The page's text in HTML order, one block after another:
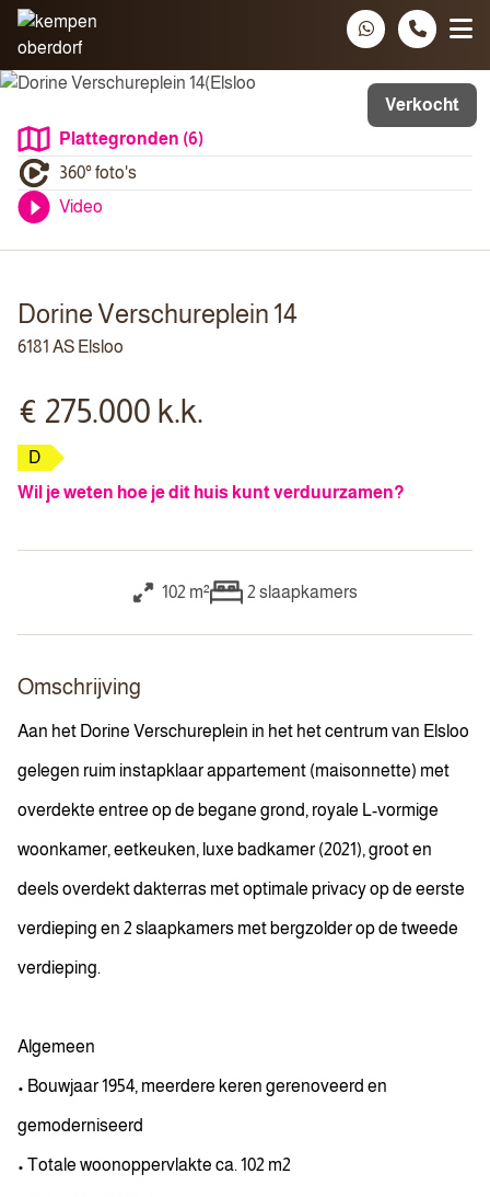
Spring naar inhoud
Verkocht
Plattegronden (6)
360° foto's
Video
Dorine Verschureplein 14
6181 AS Elsloo
€ 275.000 k.k.
D
Wil je weten hoe je dit huis kunt verduurzamen?
102 m² 2 slaapkamers
Omschrijving
Aan het Dorine Verschureplein in het het centrum van Elsloo
gelegen ruim instapklaar appartement (maisonnette) met
overdekte entree op de begane grond, royale L-vormige
woonkamer, eetkeuken, luxe badkamer (2021), groot en
deels overdekt dakterras met optimale privacy op de eerste
verdieping en 2 slaapkamers met bergzolder op de tweede
verdieping.
Algemeen
• Bouwjaar 1954, meerdere keren gerenoveerd en
gemoderniseerd
• Totale woonoppervlakte ca. 102 m2